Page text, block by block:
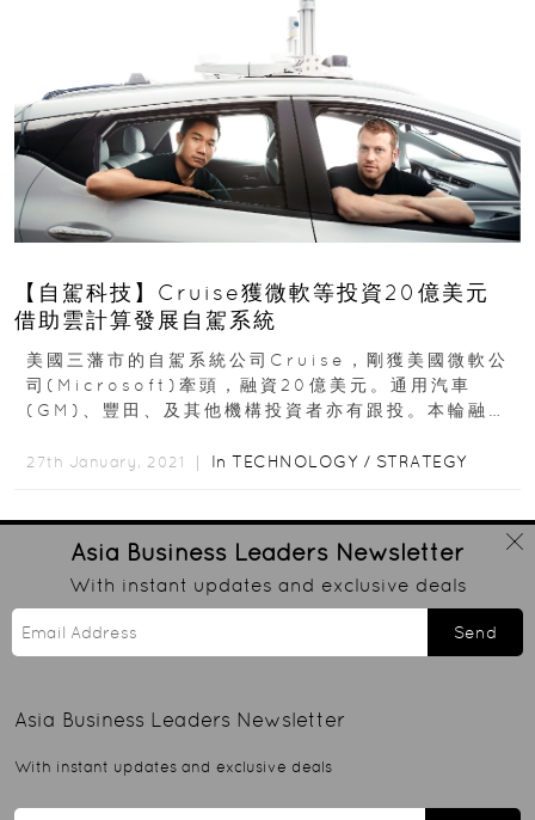
【自駕科技】Cruise獲微軟等投資20億美元
借助雲計算發展自駕系統
美國三藩市的自駕系統公司Cruise，剛獲美國微軟公
司(Microsoft)牽頭，融資20億美元。通用汽車
(GM)、豐田、及其他機構投資者亦有跟投。本輪融資
27th January, 2021 ｜ In TECHNOLOGY / STRATEGY
Asia Business Leaders Newsletter
With instant updates and exclusive deals
Send
Asia Business Leaders Newsletter
With instant updates and exclusive deals